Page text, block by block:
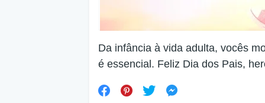
Da infância à vida adulta, vocês
é essencial. Feliz Dia dos Pais,